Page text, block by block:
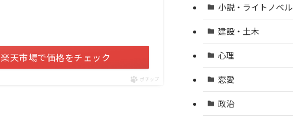
楽天市場で価格をチェック
ポチップ
小説・ライトノベル
建設・土木
心理
恋愛
政治